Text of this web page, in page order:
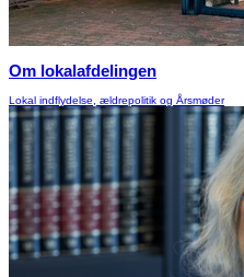
Om lokalafdelingen
Lokal indflydelse, ældrepolitik og Årsmøder